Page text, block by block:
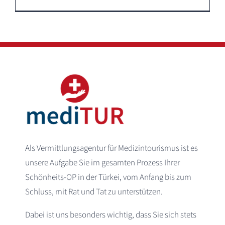
Als Vermittlungsagentur für Medizintourismus ist es
unsere Aufgabe Sie im gesamten Prozess Ihrer
Schönheits-OP in der Türkei, vom Anfang bis zum
Schluss, mit Rat und Tat zu unterstützen.
Dabei ist uns besonders wichtig, dass Sie sich stets